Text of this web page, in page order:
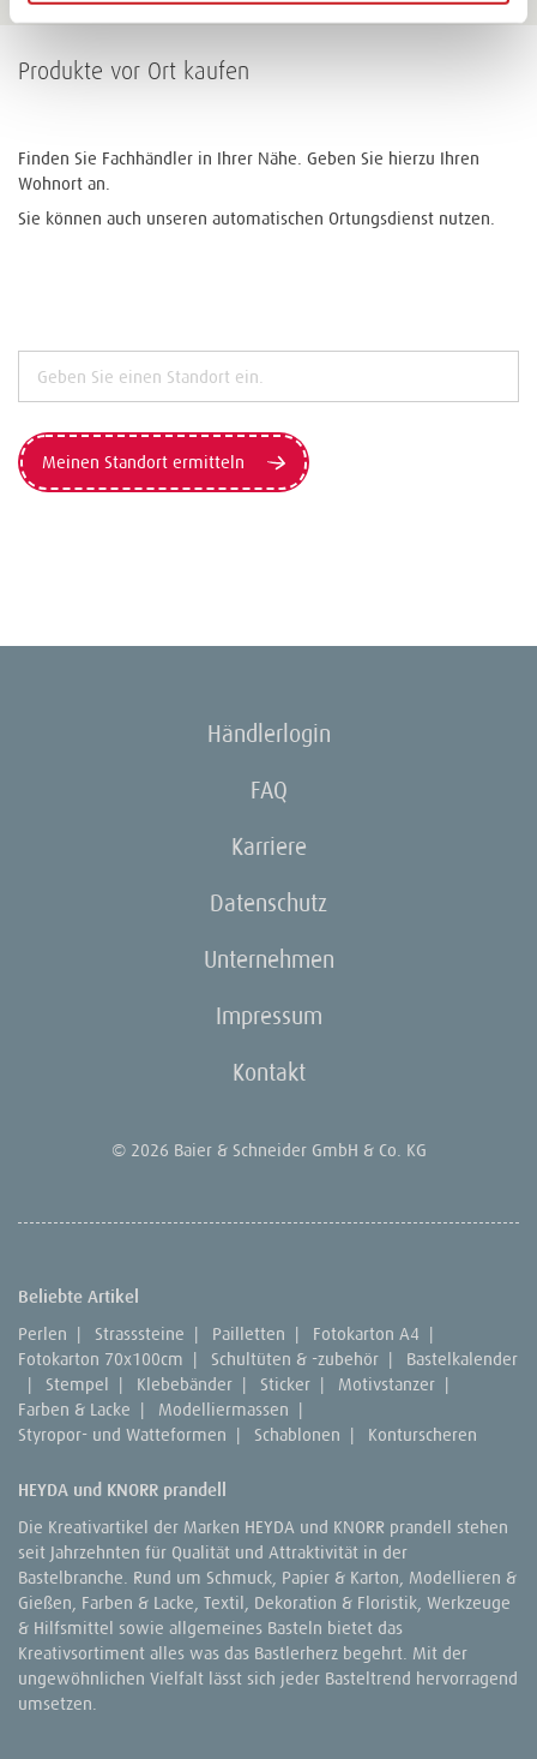
Produkte vor Ort kaufen
Finden Sie Fachhändler in Ihrer Nähe. Geben Sie hierzu Ihren
Wohnort an.
Sie können auch unseren automatischen Ortungsdienst nutzen.
Meinen Standort ermitteln
Händlerlogin
FAQ
Karriere
Datenschutz
Unternehmen
Impressum
Kontakt
© 2026 Baier & Schneider GmbH & Co. KG
Beliebte Artikel
Perlen | Strasssteine | Pailletten | Fotokarton A4 |
Fotokarton 70x100cm | Schultüten & -zubehör |
Bastelkalender
|
Stempel | Klebebänder | Sticker | Motivstanzer |
Farben & Lacke | Modelliermassen |
Styropor- und Watteformen | Schablonen | Konturscheren
HEYDA und KNORR prandell
Die Kreativartikel der Marken HEYDA und KNORR prandell stehen
seit Jahrzehnten für Qualität und Attraktivität in der
Bastelbranche. Rund um Schmuck, Papier & Karton, Modellieren &
Gießen, Farben & Lacke, Textil, Dekoration & Floristik, Werkzeuge
& Hilfsmittel sowie allgemeines Basteln bietet das
Kreativsortiment alles was das Bastlerherz begehrt. Mit der
ungewöhnlichen Vielfalt lässt sich jeder Basteltrend hervorragend
umsetzen.